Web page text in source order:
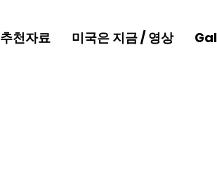
추천자료 미국은 지금 / 영상